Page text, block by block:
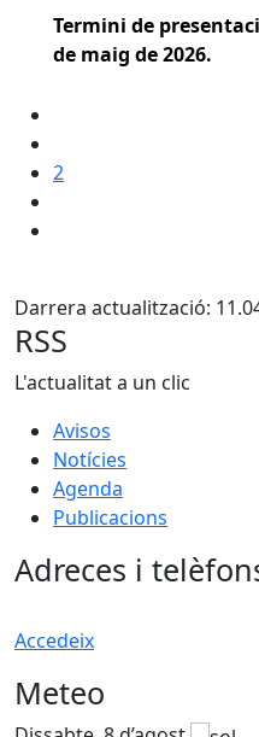
Termini de
de maig de 2026.
2
Darrera actualització:
RSS
L'actualitat a un clic
Avisos
Notícies
Agenda
Publicacions
Adreces i
Accedeix
Meteo